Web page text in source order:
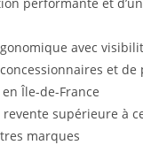
avec
et de
Île-de-France
revente supérieure à
marques